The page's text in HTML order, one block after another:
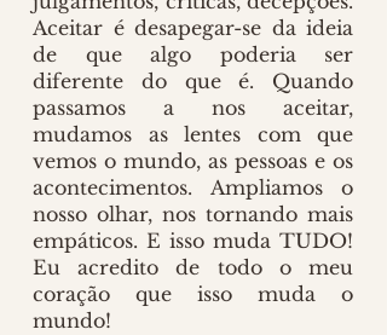
Aceitar é desapegar-se da ideia
de que algo poderia ser
diferente do que é. Quando
passamos a nos aceitar,
mudamos as lentes com que
vemos o mundo, as pessoas e os
acontecimentos. Ampliamos o
nosso olhar, nos tornando mais
empáticos. E isso muda TUDO!
Eu acredito de todo o meu
coração que isso muda o
mundo!